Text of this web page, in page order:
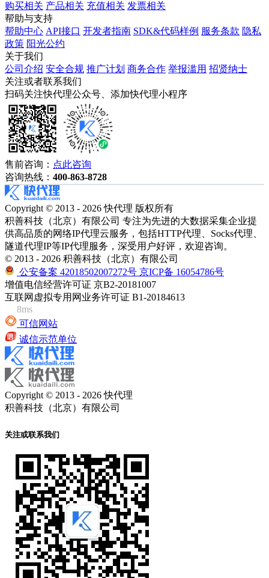
购买相关 产品相关 充值相关 发票相关
帮助与支持
帮助中心 API接口 开发者指南 SDK&代码样例 服务条款 隐私
政策 阳光公约
关于我们
公司介绍 安全合规 推广计划 商务合作 举报滥用 招贤纳士
关注或者联系我们
扫码关注快代理公众号、添加快代理小程序
售前咨询： 点此咨询
咨询热线： 400-863-8728
Copyright © 2013 - 2026 快代理 版权所有
积善科技（北京）有限公司 专注为先进的大数据采集企业提
供高品质的网络IP代理云服务，包括HTTP代理、Socks代理、
隧道代理IP等IP代理服务，深受用户好评，欢迎咨询。
© 2013 - 2026 积善科技（北京）有限公司
公安备案 42018502007272号 京ICP备 16054786号
增值电信经营许可证 京B2-20181007
互联网虚拟专用网业务许可证 B1-20184613
8ms
可信网站
诚信示范单位
Copyright © 2013 - 2026 快代理
积善科技（北京）有限公司
关注或联系我们